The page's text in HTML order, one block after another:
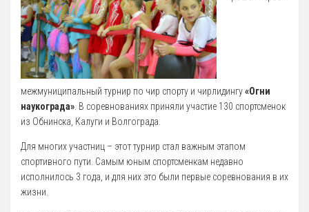
5 Руководство. Педагогический (научно-педагогический) состав
Администрация
Тренерский состав
33. Педагогический Состав
6 Материально-техническое обеспечение и оснащенность
7 Доступная среда
Организация питания в Образовательной организации
межмуниципальный турнир по чир спорту и чирлидингу«Огни
наукограда» . В соревнованиях приняли участие 130 спортсменок
из Обнинска, Калуги и Волгограда.
Для многих участниц – этот турнир стал важным этапом
спортивного пути. Самым юным спортсменкам недавно
исполнилось 3 года, и для них это были первые соревнования в их
жизни.